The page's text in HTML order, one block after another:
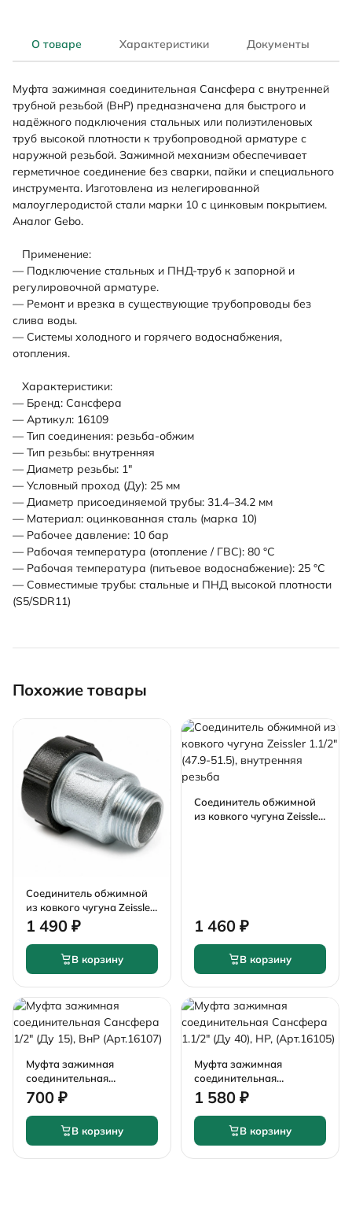
О товаре Характеристики Документы
Муфта зажимная соединительная Сансфера с внутренней
трубной резьбой (ВнР) предназначена для быстрого и
надёжного подключения стальных или полиэтиленовых
труб высокой плотности к трубопроводной арматуре с
наружной резьбой. Зажимной механизм обеспечивает
герметичное соединение без сварки, пайки и специального
инструмента. Изготовлена из нелегированной
малоуглеродистой стали марки 10 с цинковым покрытием.
Аналог Gebo.
Применение:
— Подключение стальных и ПНД-труб к запорной и
регулировочной арматуре.
— Ремонт и врезка в существующие трубопроводы без
слива воды.
— Системы холодного и горячего водоснабжения,
отопления.
Характеристики:
— Бренд: Сансфера
— Артикул: 16109
— Тип соединения: резьба-обжим
— Тип резьбы: внутренняя
— Диаметр резьбы: 1"
— Условный проход (Ду): 25 мм
— Диаметр присоединяемой трубы: 31.4–34.2 мм
— Материал: оцинкованная сталь (марка 10)
— Рабочее давление: 10 бар
— Рабочая температура (отопление / ГВС): 80 °С
— Рабочая температура (питьевое водоснабжение): 25 °С
— Совместимые трубы: стальные и ПНД высокой плотности
(S5/SDR11)
Похожие товары
Соединитель обжимной
из ковкого чугуна Zeissler
1.1/4" (40.0-42.9),
наружная резьба
1 490 ₽
В корзину
Соединитель обжимной
из ковкого чугуна Zeissler
1 460 ₽
В корзину
Муфта зажимная
соединительная
Сансфера 1/2" (Ду 15),
ВнР (Арт.16107)
700 ₽
В корзину
Муфта зажимная
соединительная
Сансфера 1.1/2" (Ду 40),
НР, (Арт.16105)
1 580 ₽
В корзину